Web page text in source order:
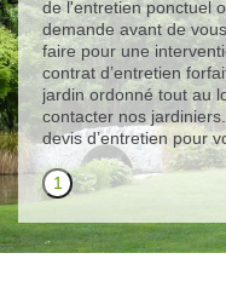
de l'entretien ponctuel
demande avant de
faire pour une
contrat d’entretien
jardin ordonné tout au
contacter nos
devis d’entretien pour
1